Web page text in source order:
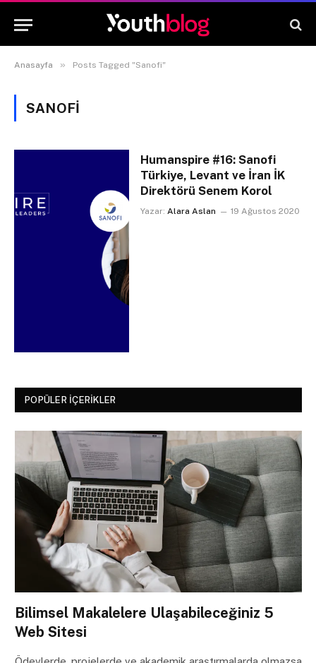
Anasayfa » Posts Tagged "Sanofi"
SANOFI
Humanspire #16: Sanofi
Türkiye, Levant ve İran İK
Direktörü Senem Korol
Yazar: Alara Aslan 19 Ağustos 2020
POPÜLER İÇERIKLER
Bilimsel Makalelere Ulaşabileceğiniz 5
Web Sitesi